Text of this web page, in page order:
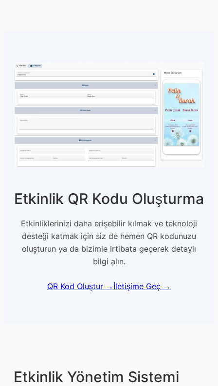
Etkinlik QR Kodu Oluşturma
Etkinliklerinizi daha erişebilir kılmak ve teknoloji
desteği katmak için siz de hemen QR kodunuzu
oluşturun ya da bizimle irtibata geçerek detaylı
bilgi alın.
QR Kod Oluştur → İletişime Geç →
Etkinlik Yönetim Sistemi